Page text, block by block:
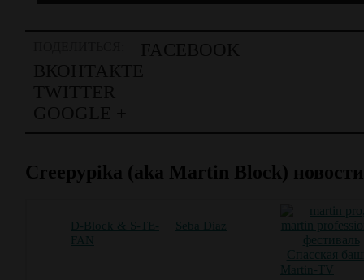
Creepypika (aka Martin Block) новости
D-Block & S-TE-
FAN
Seba Diaz
Martin-TV